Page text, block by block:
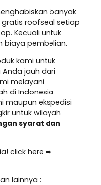
banyak
roofseal setiap
Kecuali untuk
biaya pembelian.
kami untuk
Anda jauh dari
melayani
di Indonesia
maupun ekspedisi
untuk wilayah
syarat dan
click here ➡
lainnya :